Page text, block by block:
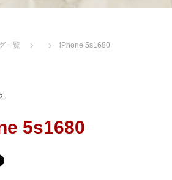
一覧
iPhone 5s1680
5s1680